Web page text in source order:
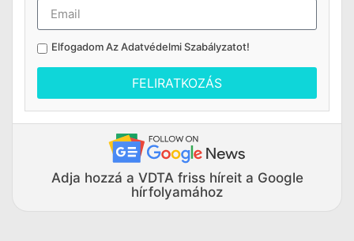
Elfogadom AzAdatvédelmi Szabályzatot!
FELIRATKOZÁS
Adja hozzá a VDTA friss híreit a Google
hírfolyamához